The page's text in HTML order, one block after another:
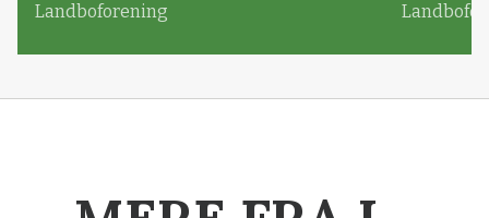
Landboforening